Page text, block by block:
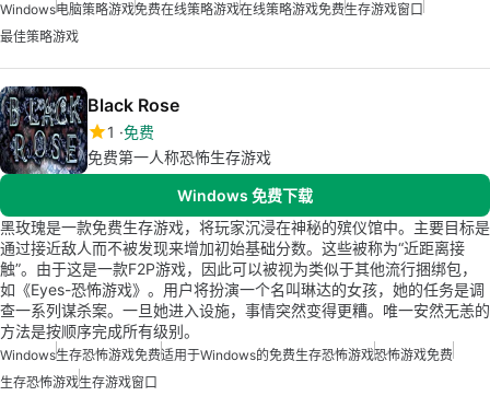
Windows电脑策略游戏免费在线策略游戏在线策略游戏免费生存游戏窗口
最佳策略游戏
Black Rose
1 免费
免费第一人称恐怖生存游戏
Windows 免费下载
黑玫瑰是一款免费生存游戏，将玩家沉浸在神秘的殡仪馆中。主要目标是
通过接近敌人而不被发现来增加初始基础分数。这些被称为“近距离接
触”。由于这是一款F2P游戏，因此可以被视为类似于其他流行捆绑包，
如《Eyes-恐怖游戏》。用户将扮演一个名叫琳达的女孩，她的任务是调
查一系列谋杀案。一旦她进入设施，事情突然变得更糟。唯一安然无恙的
方法是按顺序完成所有级别。
Windows生存恐怖游戏免费适用于Windows的免费生存恐怖游戏恐怖游戏免费
生存恐怖游戏生存游戏窗口